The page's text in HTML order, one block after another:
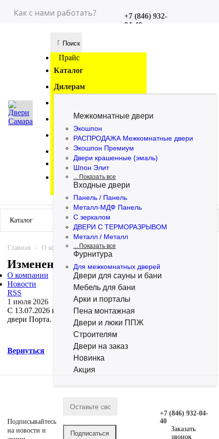
Как с нами работать?
+7 (846) 932-
04-40
Заказать
Прайс
Каталог
Межкомнатные двери
Экошпон
РАСПРОДАЖА Межкомнатные двери
Экошпон Премиум
Двери крашенные (эмаль)
Шпон Элит
... Показать все
Входные двери
Панель / Панель
Металл-МДФ Панель
С зеркалом
ДВЕРИ С ТЕРМОРАЗРЫВОМ
Металл / Металл
... Показать все
Фурнитура
Для межкомнатных дверей
Двери для сауны и бани
Мебель для бани
Арки и порталы
Пена монтажная
Двери и люки ППЖ
Строителям
Двери на заказ
Новинка
Акция
Дилерам
Наши каталоги
Контакты
Розница
Каталог
Главная - О компании - Новости
Изменение цен
О компании
Новости
RSS
1 июля 2026
С 13.07.2026 изменятся оптовые цены на межкомнатные
двери Порта. ПодробностиЗДЕСЬ .
Вернуться
Подписывайтесь
на новости и
+7 (846) 932-04-
40
Заказать
звонок